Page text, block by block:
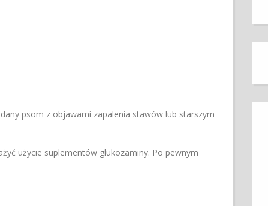
psom z objawami zapalenia stawów lub starszym
użycie suplementów glukozaminy. Po pewnym